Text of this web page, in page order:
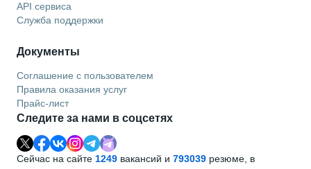
API сервиса
Служба поддержки
Документы
Соглашение с пользователем
Правила оказания услуг
Прайс-лист
Следите за нами в соцсетях
Сейчас на сайте 1249 вакансий и 793039 резюме, в